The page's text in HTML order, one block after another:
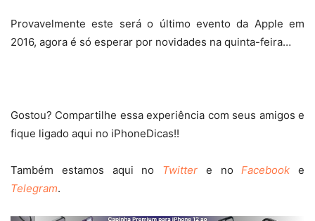
Provavelmente este será o último evento da Apple em
2016, agora é só esperar por novidades na quinta-feira…
Gostou? Compartilhe essa experiência com seus amigos e
fique ligado aqui no iPhoneDicas!!
Também estamos aqui no Twitter e noFacebook e
Telegram.